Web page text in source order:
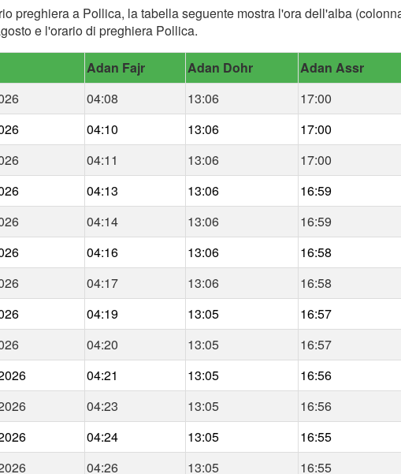
preghiera a Pollica, la tabella seguente mostra l'ora dell'alba
e l'orario di preghiera Pollica.
Adan Fajr Adan Dohr Adan Assr
04:08 13:06 17:00
04:10 13:06 17:00
04:11 13:06 17:00
04:13 13:06 16:59
04:14 13:06 16:59
04:16 13:06 16:58
04:17 13:06 16:58
04:19 13:05 16:57
04:20 13:05 16:57
04:21 13:05 16:56
04:23 13:05 16:56
04:24 13:05 16:55
04:26 13:05 16:55